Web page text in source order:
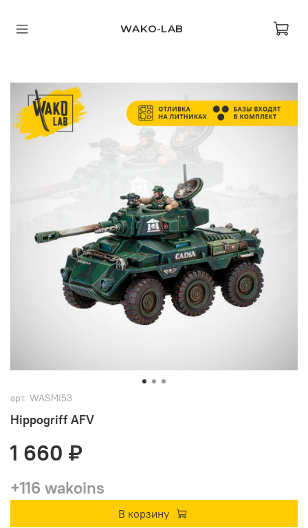
WAKO-LAB
арт. WASMI53
Hippogriff AFV
1 660 ₽
+116 wakoins
В корзину